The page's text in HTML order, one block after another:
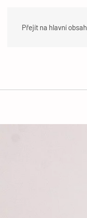
Přejít na hlavní obsah